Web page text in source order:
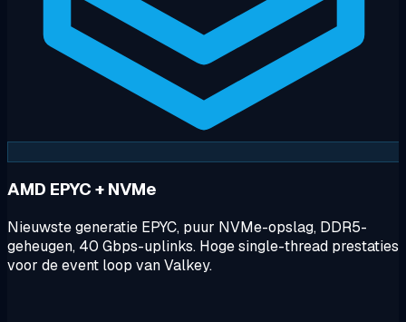
AMD EPYC + NVMe
Nieuwste generatie EPYC, puur NVMe-opslag, DDR5-
geheugen, 40 Gbps-uplinks. Hoge single-thread prestaties
voor de event loop van Valkey.